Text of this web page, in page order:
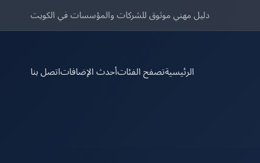
دليل مهني موثوق للشركات والمؤسسات في الكويت
الرئيسيةتصفح الفئاتأحدث الإضافاتاتصل بنا